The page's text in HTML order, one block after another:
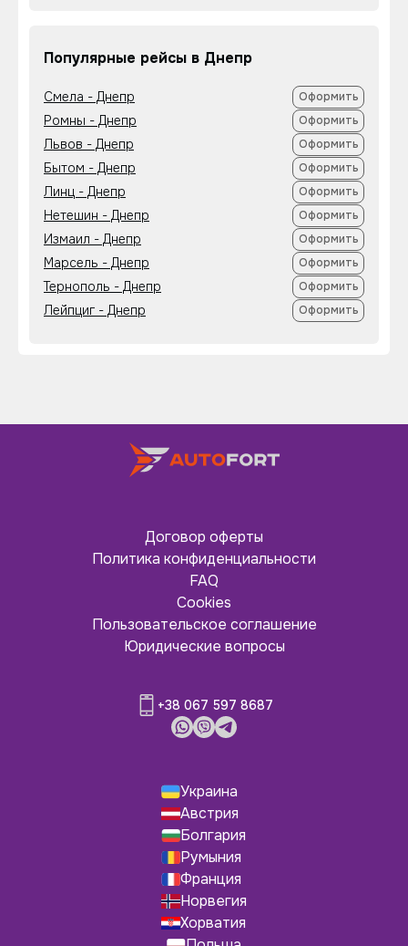
Популярные рейсы в Днепр
Смела - Днепр Оформить
Ромны - Днепр Оформить
Львов - Днепр Оформить
Бытом - Днепр Оформить
Линц - Днепр Оформить
Нетешин - Днепр Оформить
Измаил - Днепр Оформить
Марсель - Днепр Оформить
Тернополь - Днепр Оформить
Лейпциг - Днепр Оформить
Договор оферты
Политика конфиденциальности
FAQ
Cookies
Пользовательское соглашение
Юридические вопросы
+38 067 597 8687
Украина
Австрия
Болгария
Румыния
Франция
Норвегия
Хорватия